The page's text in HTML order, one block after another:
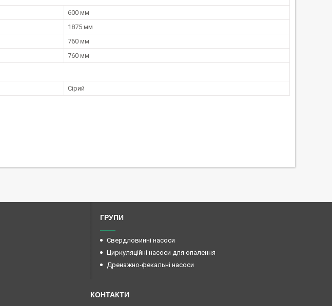
600 мм
1875 мм
760 мм
760 мм
Сірий
ГРУПИ
Свердловинні насоси
Циркуляційні насоси для опалення
Дренажно-фекальні насоси